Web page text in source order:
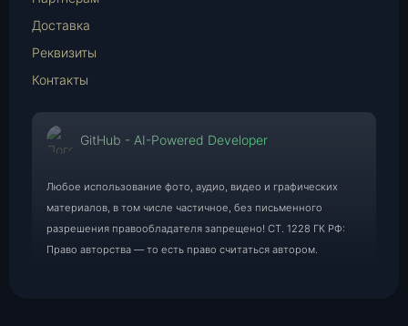
Доставка
Реквизиты
Контакты
GitHub - AI-Powered Developer
Любое использование фото, аудио, видео и графических
материалов, в том числе частичное, без письменного
разрешения правообладателя запрещено! СТ. 1228 ГК РФ:
Право авторства — то есть право считаться автором.